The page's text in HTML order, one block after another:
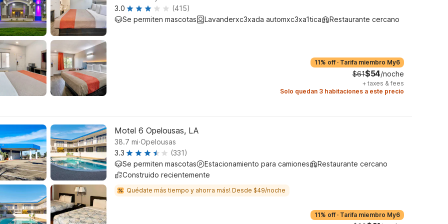
3.0
(415)
Se permiten mascotas
Lavanderxc3xada automxc3xa1tica Restaurante cercano
11% off · Tarifa miembro My6
$61$54/noche
+ taxes & fees
Solo quedan 3 habitaciones a este precio
Motel 6 Opelousas, LA
38.7 mi.Opelousas
3.3
(331)
Se permiten mascotas
Estacionamiento para camiones
Restaurante cercano
Construido recientemente
Quédate más tiempo y ahorra más! Desde $49/noche
11% off · Tarifa miembro My6